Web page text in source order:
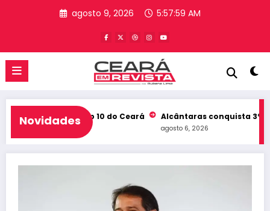
agosto 9, 2026 5:58:00 AM
Novidades
e entra no Top 10 do Ceará Alcântaras conquista 3º lugar
agosto 6, 2026